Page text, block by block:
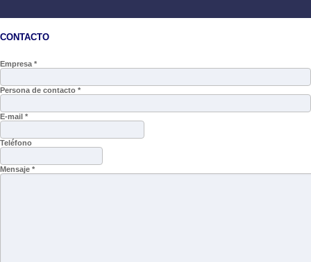
CONTACTO
Empresa *
Persona de contacto *
E-mail *
Teléfono
Mensaje *